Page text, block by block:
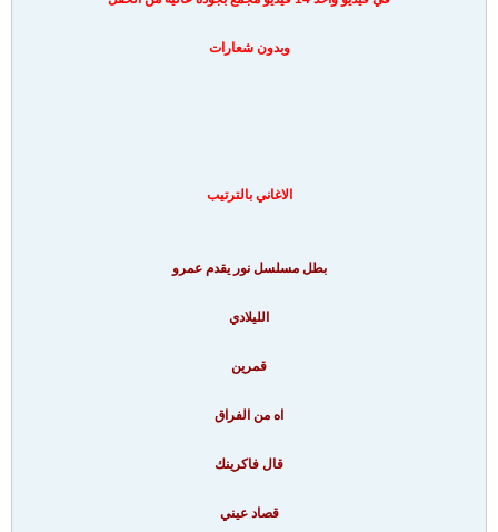
وبدون شعارات
الاغاني بالترتيب
بطل مسلسل نور يقدم عمرو
الليلادي
قمرين
اه من الفراق
قال فاكرينك
قصاد عيني